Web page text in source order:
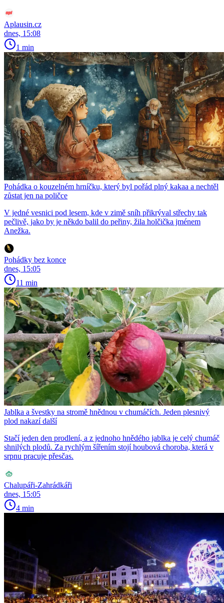
Aplausin.cz
dnes, 15:08
1 min
Pohádka o kouzelném hrníčku, který byl pořád plný kakaa a nechtěl
zůstat jen na poličce
V jedné vesnici pod lesem, kde v zimě sníh přikrýval střechy tak
pečlivě, jako by je někdo balil do peřiny, žila holčička jménem
Anežka.
Pohádky bez konce
dnes, 15:05
11 min
Jablka a švestky na stromě hnědnou v chumáčích. Jeden plesnivý
plod nakazí další
Stačí jeden den prodlení, a z jednoho hnědého jablka je celý chumáč
shnilých plodů. Za rychlým šířením stojí houbová choroba, která v
srpnu pracuje přesčas.
Chalupáři-Zahrádkáři
dnes, 15:05
4 min